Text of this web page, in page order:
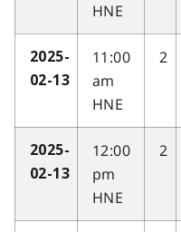
HNE
2025-
02-13
11:00
am
HNE
2
2025-
02-13
12:00
pm
HNE
2